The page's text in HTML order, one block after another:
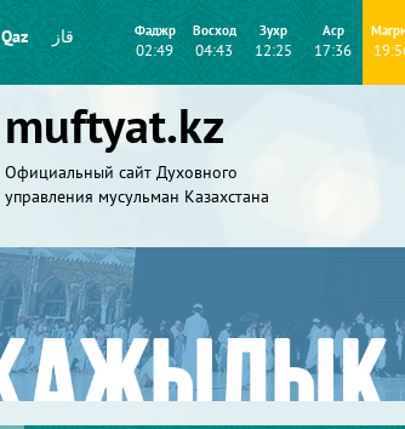
Qaz قاز Фаджр
02:49
Восход
04:43
Зухр
12:25
Аср
17:36
muftyat.kz
Официальный сайт Духовного
управления мусульман Казахстана